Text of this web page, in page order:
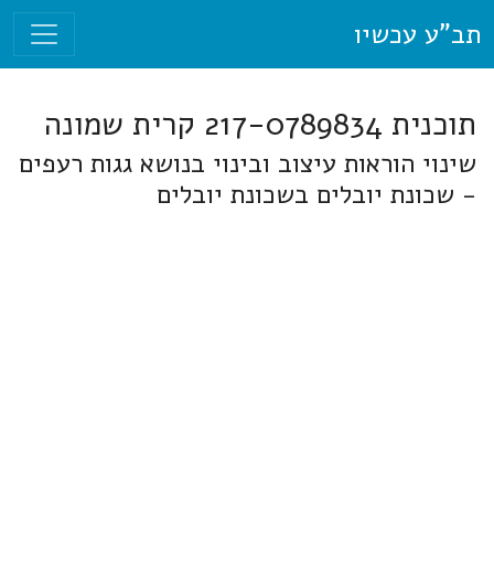
תב"ע עכשיו
תוכנית 217-0789834 קרית שמונה
שינוי הוראות עיצוב ובינוי בנושא גגות רעפים
- שכונת יובלים בשכונת יובלים